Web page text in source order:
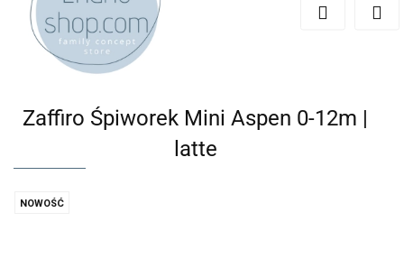
Dodaj zgłoszenie
Zaffiro Śpiworek Mini Aspen 0-12m |
latte
NOWOŚĆ